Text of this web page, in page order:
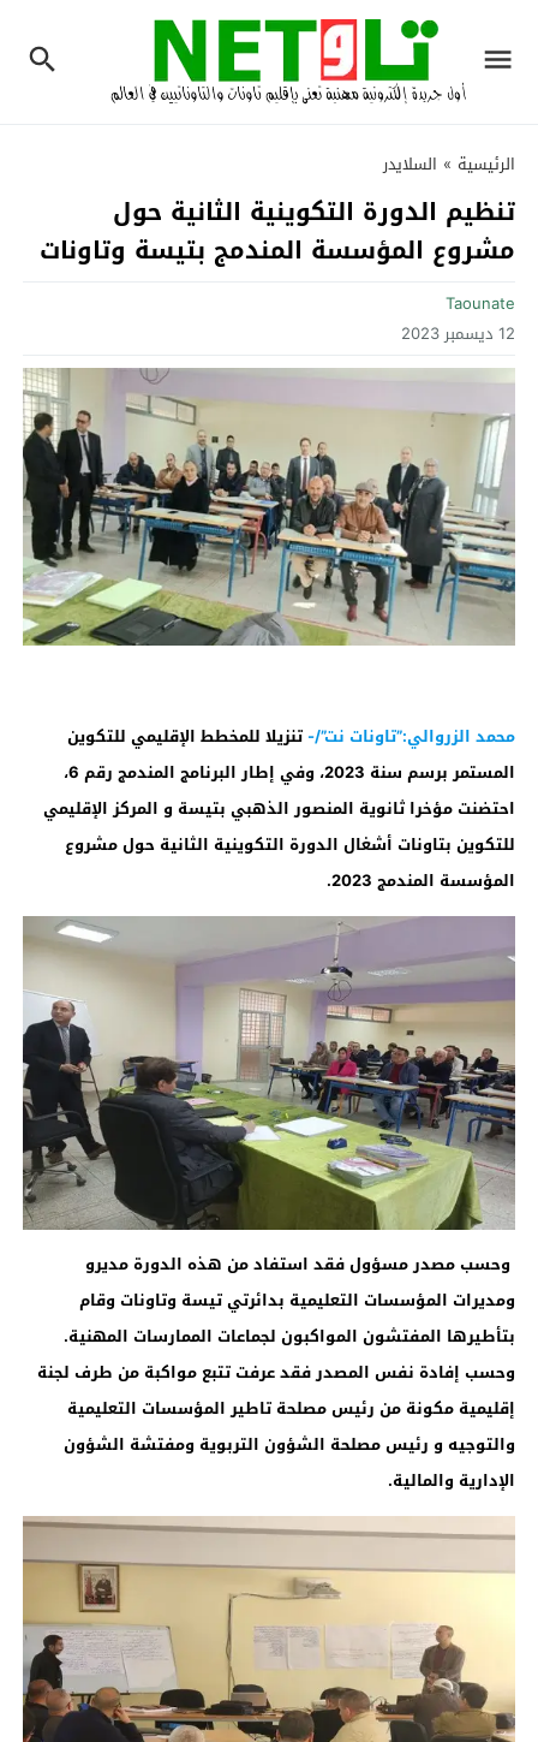
الرئيسية » السلايدر
تنظيم الدورة التكوينية الثانية حول
مشروع المؤسسة المندمج بتيسة وتاونات
Taounate
12 ديسمبر 2023
محمد الزروالي:”تاونات نت”/-تنزيلا للمخطط الإقليمي للتكوين
المستمر برسم سنة 2023، وفي إطار البرنامج المندمج رقم 6،
احتضنت مؤخرا ثانوية المنصور الذهبي بتيسة و المركز الإقليمي
للتكوين بتاونات أشغال الدورة التكوينية الثانية حول مشروع
المؤسسة المندمج 2023.
وحسب مصدر مسؤول فقد استفاد من هذه الدورة مديرو
ومديرات المؤسسات التعليمية بدائرتي تيسة وتاونات وقام
بتأطيرها المفتشون المواكبون لجماعات الممارسات المهنية.
وحسب إفادة نفس المصدر فقد عرفت تتبع مواكبة من طرف لجنة
إقليمية مكونة من رئيس مصلحة تاطير المؤسسات التعليمية
والتوجيه و رئيس مصلحة الشؤون التربوية ومفتشة الشؤون
الإدارية والمالية.